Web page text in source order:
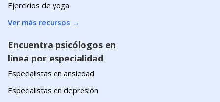
Ejercicios de yoga
Ver más recursos →
Encuentra psicólogos en
línea por especialidad
Especialistas en ansiedad
Especialistas en depresión